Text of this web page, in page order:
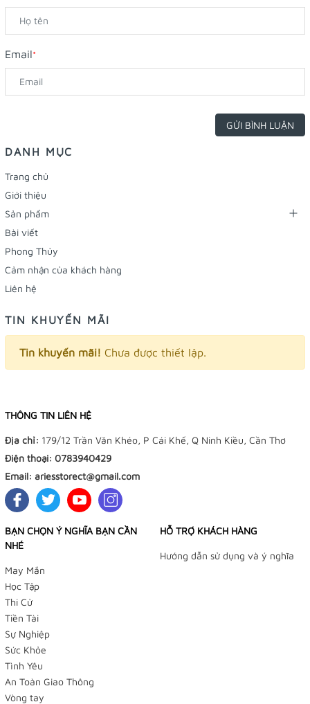
Email*
GỬI BÌNH LUẬN
DANH MỤC
Trang chủ
Giới thiệu
Sản phẩm
Bài viết
Phong Thủy
Cảm nhận của khách hàng
Liên hệ
TIN KHUYẾN MÃI
Tin khuyến mãi! Chưa được thiết lập.
THÔNG TIN LIÊN HỆ
Địa chỉ: 179/12 Trần Văn Khéo, P Cái Khế, Q Ninh Kiều, Cần Thơ
Điện thoại: 0783940429
Email: ariesstorect@gmail.com
BẠN CHỌN Ý NGHĨA BẠN CẦN
NHÉ
May Mắn
Học Tập
Thi Cử
Tiền Tài
Sự Nghiệp
Sức Khỏe
Tình Yêu
An Toàn Giao Thông
Vòng tay
HỖ TRỢ KHÁCH HÀNG
Hướng dẫn sử dụng và ý nghĩa